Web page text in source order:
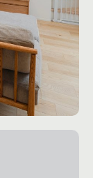
と二人三脚で
かなうこ
の想いです。
出してほし
目線で考え、
にかなった住
細を見る